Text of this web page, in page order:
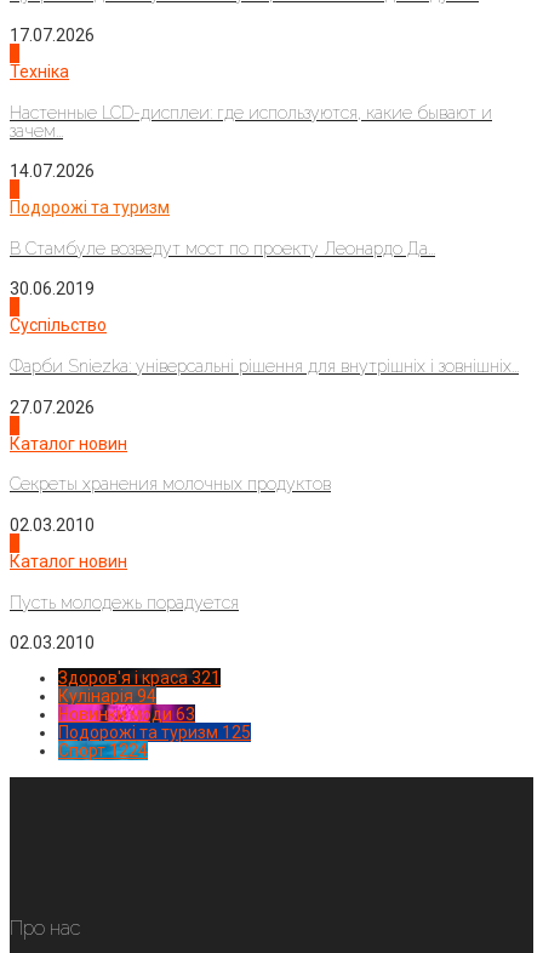
17.07.2026
Техніка
Настенные LCD-дисплеи: где используются, какие бывают и
зачем...
14.07.2026
Подорожі та туризм
В Стамбуле возведут мост по проекту Леонардо Да...
30.06.2019
Суспільство
Фарби Sniezka: універсальні рішення для внутрішніх і зовнішніх...
27.07.2026
Каталог новин
Секреты хранения молочных продуктов
02.03.2010
Каталог новин
Пусть молодежь порадуется
02.03.2010
Здоров'я і краса 321
Кулінарія 94
Новинки моди 63
Подорожі та туризм 125
Спорт1224
Про нас